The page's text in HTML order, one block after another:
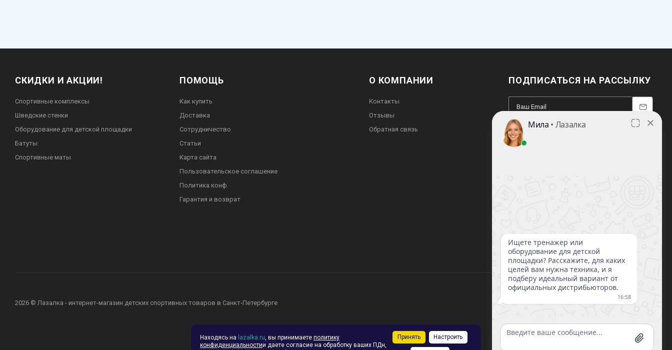
СКИДКИ И АКЦИИ!
Спортивные комплексы
Шведские стенки
Оборудование для детской площадки
Батуты
Спортивные маты
ПОМОЩЬ
Как купить
Доставка
Сотрудничество
Статьи
Карта сайта
Пользовательское соглашение
Политика конф.
Гарантия и возврат
О КОМПАНИИ
Контакты
Отзывы
Обратная связь
ПОДПИСАТЬСЯ НА РАССЫЛКУ
8 (812) 220-93-18
2026 © Лазалка - интернет-магазин детских спортивных товаров в Санкт-Петербурге
Находясь на lazalka.ru, вы принимаете политику
конфиденциальностии даете согласие на обработку ваших ПДн,
Принять Настроить